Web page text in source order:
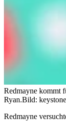
Redmayne kommt
Ryan.Bild: keystone
Redmayne